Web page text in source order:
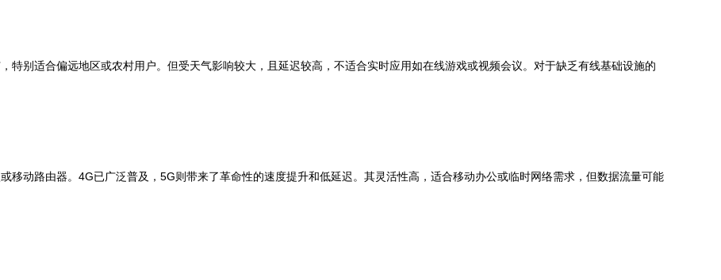
特别适合偏远地区或农村用户。但受天气影响较大，且延迟较高，不适合实时应用如在线游戏或视频会议。对于缺乏有线基础设施的
移动路由器。4G已广泛普及，5G则带来了革命性的速度提升和低延迟。其灵活性高，适合移动办公或临时网络需求，但数据流量可能